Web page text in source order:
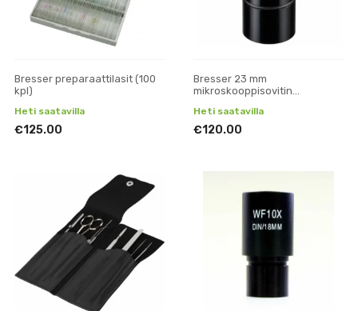
Bresser preparaattilasit (100
kpl)
Heti saatavilla
€125.00
Bresser 23 mm
mikroskooppisovitin
kierre
Heti saatavilla
€120.00